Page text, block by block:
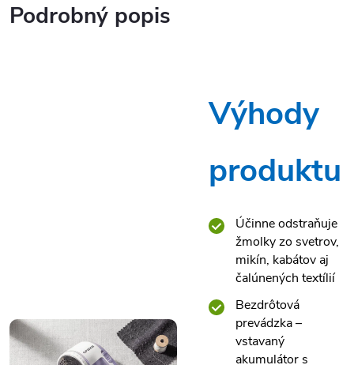
Podrobný popis
Výhody
produktu
Účinne odstraňuje
žmolky zo svetrov,
mikín, kabátov aj
čalúnených textílií
Bezdrôtová
prevádzka –
vstavaný
akumulátor s